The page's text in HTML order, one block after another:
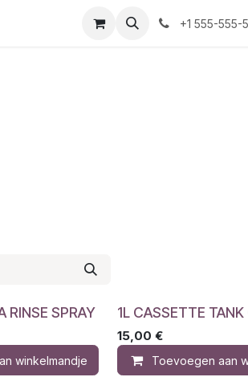
+1 555-555-
RINSE SPRAY
winkelmandje
1L CASSETTE TANK
15,00 €
Toevoegen aan